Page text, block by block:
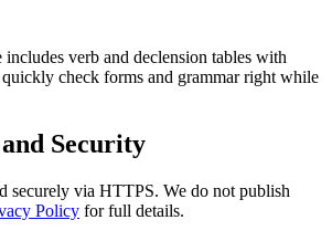
verb and declension tables with
check forms and grammar right while
Security
securely via HTTPS. We do not publish
Policy for full details.